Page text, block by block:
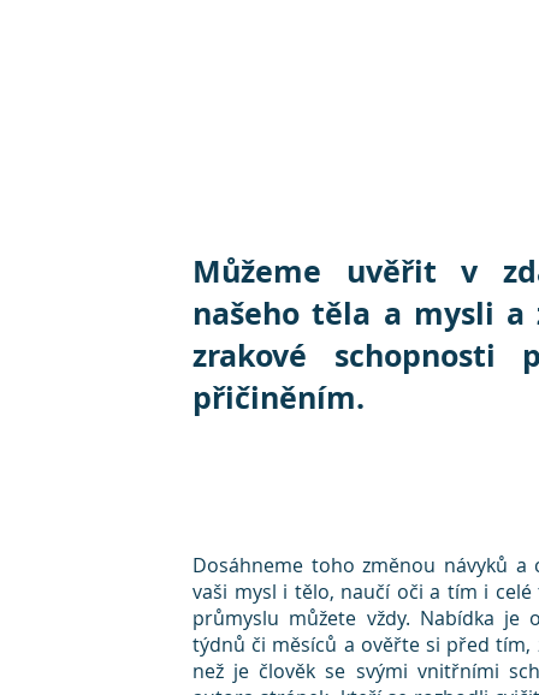
Můžeme uvěřit v
našeho těla a mysli
zrakové schopnosti
přičiněním.
Dosáhneme toho změnou návyků
vaši mysl i tělo, naučí oči a tím i
průmyslu můžete vždy. Nabídka je
týdnů či měsíců a ověřte si před
než je člověk se svými vnitřními